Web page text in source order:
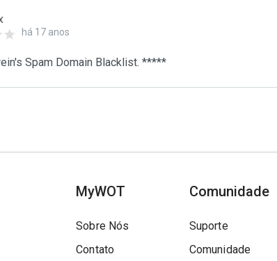
há 17 anos
Spam Domain Blacklist. *****
MyWOT
Sobre Nós
Contato
Comunidade
Suporte
Comunidade